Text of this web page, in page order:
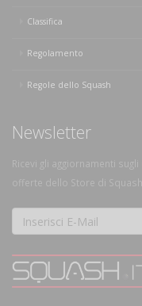
Classifica
Regolamento
Regole dello Squash
Newsletter
Ricevi gli aggiornamenti
offerte dello Store di